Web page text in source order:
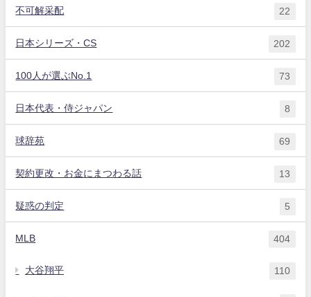
不可解采配 22
日本シリーズ・CS 202
100人が選ぶNo.1 73
日本代表・侍ジャパン 8
球辞苑 69
契約更改・お金にまつわる話 13
疑惑の判定 5
MLB 404
大谷翔平 110